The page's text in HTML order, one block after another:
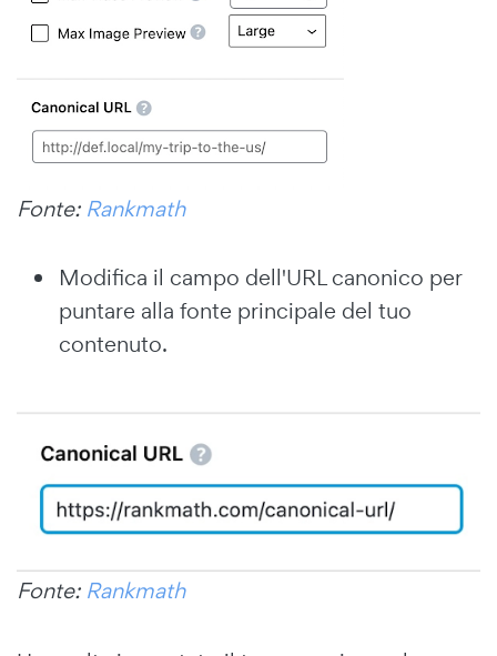
Fonte: Rankmath
Modifica il campo dell'URL canonico per
puntare alla fonte principale del tuo
contenuto.
Fonte: Rankmath